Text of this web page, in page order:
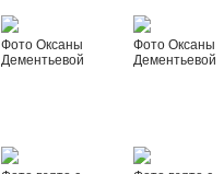
Фото Оксаны
Дементьевой
Фото Оксаны
Дементьевой